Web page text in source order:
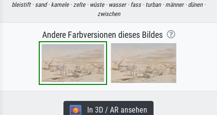
bleistift · sand · kamele · zelte · wüste · wasser · fass · turban · männer · dünen ·
zwischen
Andere Farbversionen dieses Bildes
In 3D / AR ansehen